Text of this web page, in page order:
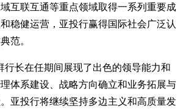
互联互通等重点领域取得一系列重要成
稳健运营，亚投行赢得国际社会广泛认
范。
行长在任期间展现了出色的领导能力和
体系建设、战略方向确立和业务拓展与
亚投行将继续坚持多边主义和高质量发